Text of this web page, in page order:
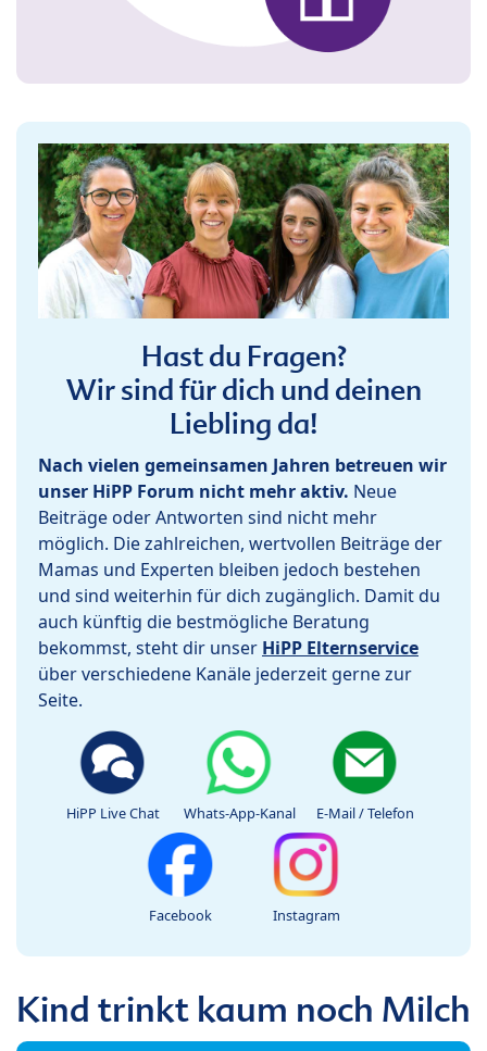
Hast du Fragen?
Wir sind für dich und deinen
Liebling da!
Nach vielen gemeinsamen Jahren betreuen wir
unser HiPP Forum nicht mehr aktiv. Neue
Beiträge oder Antworten sind nicht mehr
möglich. Die zahlreichen, wertvollen Beiträge der
Mamas und Experten bleiben jedoch bestehen
und sind weiterhin für dich zugänglich. Damit du
auch künftig die bestmögliche Beratung
bekommst, steht dir unser HiPP Elternservice
über verschiedene Kanäle jederzeit gerne zur
Seite.
HiPP Live Chat Whats-App-Kanal E-Mail / Telefon
Facebook Instagram
Kind trinkt kaum noch Milch